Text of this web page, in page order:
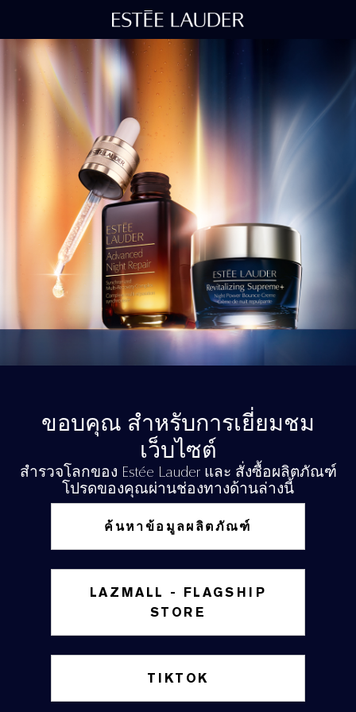
ขอบคุณ สำหรับการเยี่ยมชม
เว็บไซต์
สำรวจโลกของ Estée Lauder และ สั่งซื้อผลิตภัณฑ์
โปรดของคุณผ่านช่องทางด้านล่างนี้
ค้นหาข้อมูลผลิตภัณฑ์
LAZMALL - FLAGSHIP
STORE
TIKTOK